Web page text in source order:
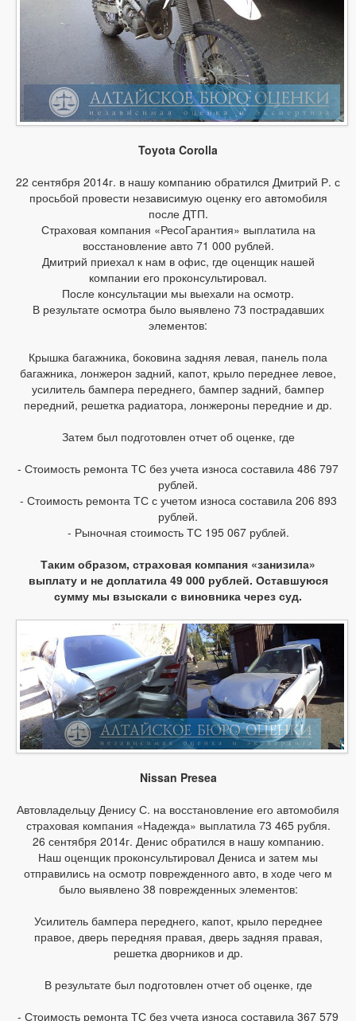
Toyota Corolla
22 сентября 2014г. в нашу компанию обратился Дмитрий Р. с
просьбой провести независимую оценку его автомобиля
после ДТП.
Страховая компания «РесоГарантия» выплатила на
восстановление авто 71 000 рублей.
Дмитрий приехал к нам в офис, где оценщик нашей
компании его проконсультировал.
После консультации мы выехали на осмотр.
В результате осмотра было выявлено 73 пострадавших
элементов:
Крышка багажника, боковина задняя левая, панель пола
багажника, лонжерон задний, капот, крыло переднее левое,
усилитель бампера переднего, бампер задний, бампер
передний, решетка радиатора, лонжероны передние и др.
Затем был подготовлен отчет об оценке, где
- Стоимость ремонта ТС без учета износа составила 486 797
рублей.
- Стоимость ремонта ТС с учетом износа составила 206 893
рублей.
- Рыночная стоимость ТС 195 067 рублей.
Таким образом, страховая компания «занизила»
выплату и не доплатила 49 000 рублей. Оставшуюся
сумму мы взыскали с виновника через суд.
Nissan Presea
Автовладельцу Денису С. на восстановление его автомобиля
страховая компания «Надежда» выплатила 73 465 рубля.
26 сентября 2014г. Денис обратился в нашу компанию.
Наш оценщик проконсультировал Дениса и затем мы
отправились на осмотр поврежденного авто, в ходе чего м
было выявлено 38 поврежденных элементов:
Усилитель бампера переднего, капот, крыло переднее
правое, дверь передняя правая, дверь задняя правая,
решетка дворников и др.
В результате был подготовлен отчет об оценке, где
- Стоимость ремонта ТС без учета износа составила 367 579